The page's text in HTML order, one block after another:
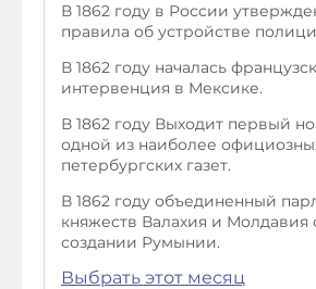
В 1862 году в России
правила об устройстве
В 1862 году началась
интервенция в Мексике.
В 1862 году Выходит первый
одной из наиболее
петербургских газет.
В 1862 году объединенный
княжеств Валахия и Молдавия
создании Румынии.
Выбрать этот месяц